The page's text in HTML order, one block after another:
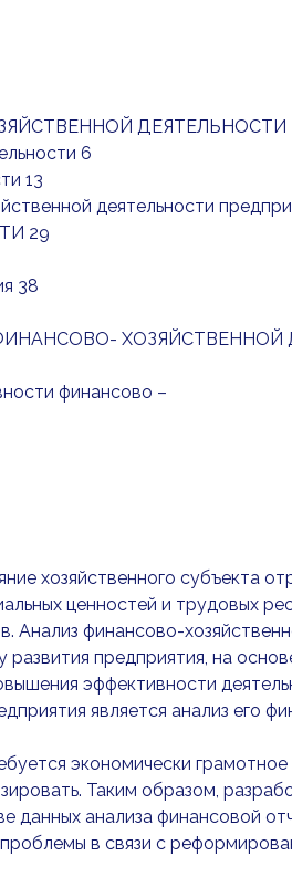
ДЕЯТЕЛЬНОСТИ
6
13
деятельности
29
38
ХОЗЯЙСТВЕННОЙ
финансово –
хозяйственного субъекта
ценностей и трудовых
финансово-
предприятия, на
эффективности
является анализ его
экономически грамотное
Таким образом,
данных анализа финансовой
в связи с